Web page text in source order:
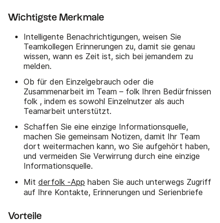
Wichtigste Merkmale
Intelligente Benachrichtigungen, weisen Sie
Teamkollegen Erinnerungen zu, damit sie genau
wissen, wann es Zeit ist, sich bei jemandem zu
melden.
Ob für den Einzelgebrauch oder die
Zusammenarbeit im Team – folk Ihren Bedürfnissen
folk , indem es sowohl Einzelnutzer als auch
Teamarbeit unterstützt.
Schaffen Sie eine einzige Informationsquelle,
machen Sie gemeinsam Notizen, damit Ihr Team
dort weitermachen kann, wo Sie aufgehört haben,
und vermeiden Sie Verwirrung durch eine einzige
Informationsquelle.
Mit derfolk -App haben Sie auch unterwegs Zugriff
auf Ihre Kontakte, Erinnerungen und Serienbriefe
Vorteile